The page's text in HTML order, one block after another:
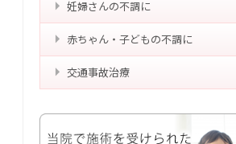
妊婦さんの不調に
赤ちゃん・子どもの不調に
交通事故治療